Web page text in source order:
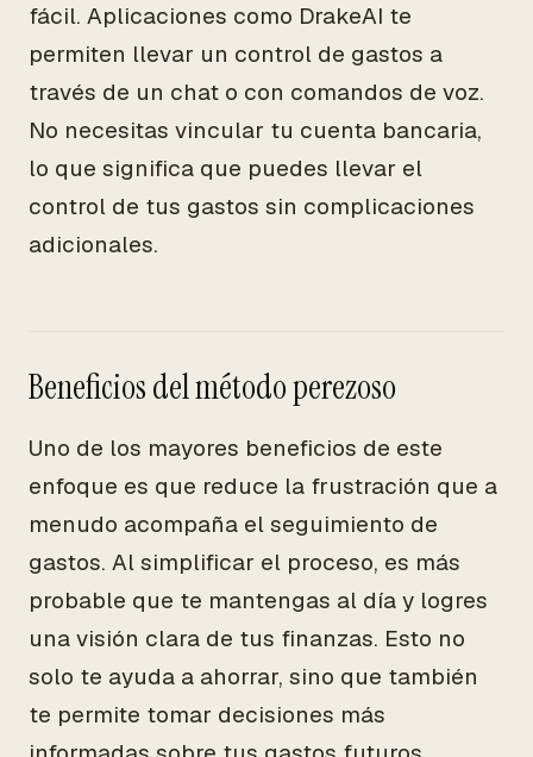
fácil. Aplicaciones como DrakeAI te
permiten llevar un control de gastos a
través de un chat o con comandos de voz.
No necesitas vincular tu cuenta bancaria,
lo que significa que puedes llevar el
control de tus gastos sin complicaciones
adicionales.
Beneficios del método perezoso
Uno de los mayores beneficios de este
enfoque es que reduce la frustración que a
menudo acompaña el seguimiento de
gastos. Al simplificar el proceso, es más
probable que te mantengas al día y logres
una visión clara de tus finanzas. Esto no
solo te ayuda a ahorrar, sino que también
te permite tomar decisiones más